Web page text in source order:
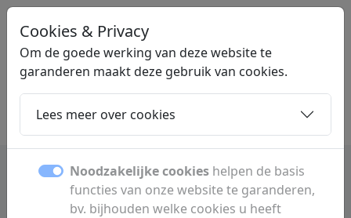
LINKMIJ.BE
Home Dochters Contact
Algemene voorwaarden
Cookies & Privacy
Om de goede werking van deze website te
garanderen maakt deze gebruik van cookies.
Lees meer over cookies
Noodzakelijke cookies helpen de basis
functies van onze website te garanderen,
bv. bijhouden welke cookies u heeft